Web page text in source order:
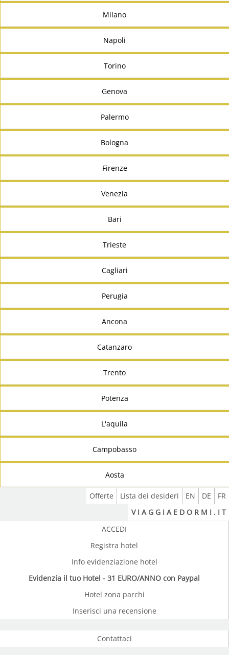
Milano
Napoli
Torino
Genova
Palermo
Bologna
Firenze
Venezia
Bari
Trieste
Cagliari
Perugia
Ancona
Catanzaro
Trento
Potenza
L'aquila
Campobasso
Aosta
FR
DE
EN
Lista dei desideri
Offerte
V I A G G I A E D O R M I . I T
ACCEDI
Registra hotel
Info evidenziazione hotel
Evidenzia il tuo Hotel - 31 EURO/ANNO con Paypal
Hotel zona parchi
Inserisci una recensione
Contattaci